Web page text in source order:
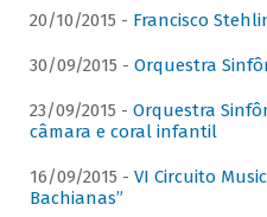
20/10/2015 - Francisco
30/09/2015 - Orquestra
23/09/2015 - Orquestra
câmara e coral infantil
16/09/2015 - VI Circuito
Bachianas”